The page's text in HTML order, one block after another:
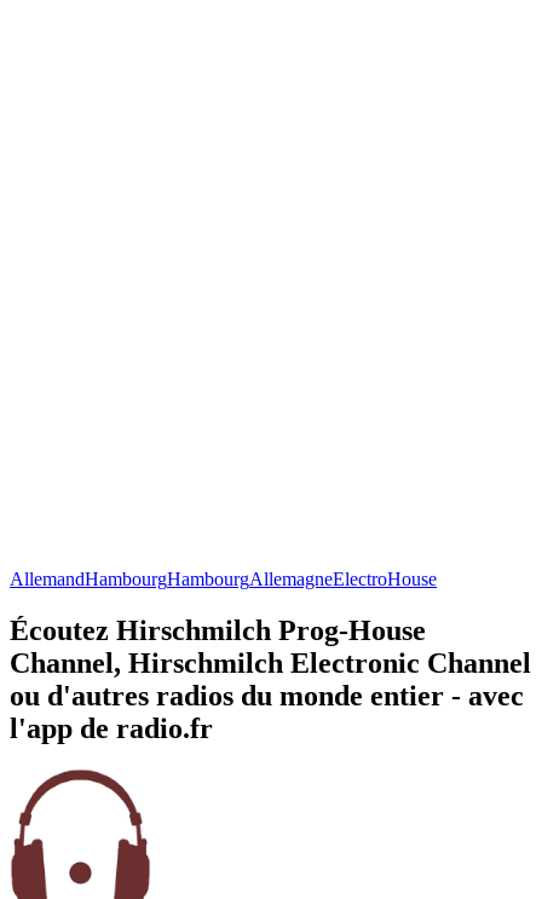
AllemandHambourgHambourgAllemagneElectroHouse
Écoutez Hirschmilch Prog-House
Channel, Hirschmilch Electronic Channel
ou d'autres radios du monde entier - avec
l'app de radio.fr